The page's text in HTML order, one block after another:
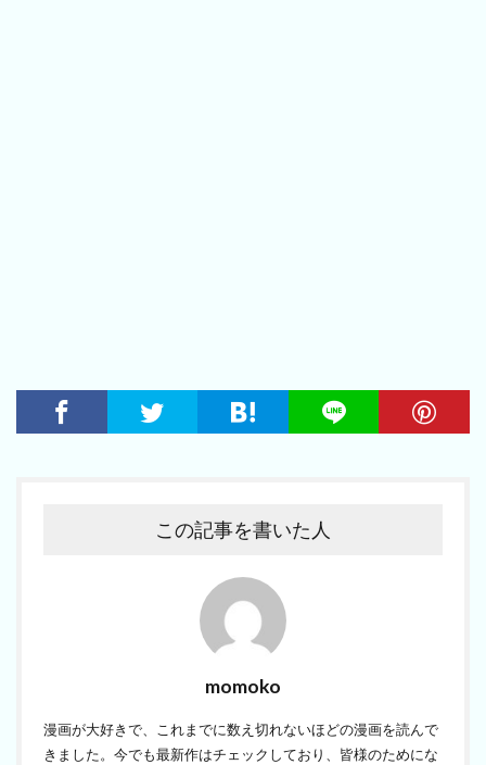
この記事を書いた人
momoko
漫画が大好きで、これまでに数え切れないほどの漫画を読んで
きました。今でも最新作はチェックしており、皆様のためにな